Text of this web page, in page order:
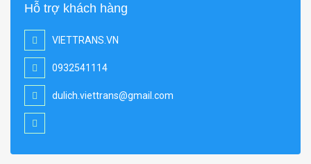
Hỗ trợ khách hàng
VIETTRANS.VN
0932541114
dulich.viettrans@gmail.com